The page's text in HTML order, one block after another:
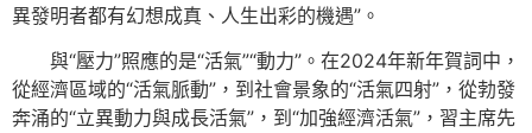
異發明者都有幻想成真、人生出彩的機遇”。
與“壓力”照應的是“活氣”“動力”。在2024年新年賀詞中，
從經濟區域的“活氣脈動”，到社會景象的“活氣四射”，從勃發
奔涌的“立異動力與成長活氣”，到“加強經濟活氣”，習主席先